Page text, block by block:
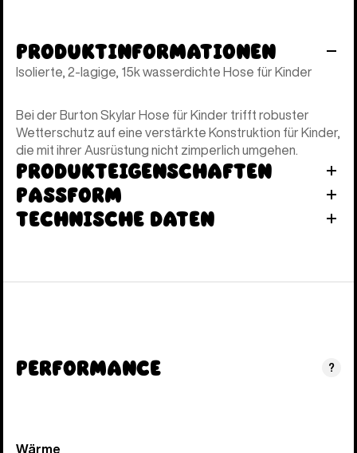
Produktinformationen
Isolierte, 2-lagige, 15k wasserdichte Hose für Kinder
Bei der Burton Skylar Hose für Kinder trifft robuster
Wetterschutz auf eine verstärkte Konstruktion für Kinder,
die mit ihrer Ausrüstung nicht zimperlich umgehen.
Produkteigenschaften
Passform
Technische Daten
Performance ?
Wärme